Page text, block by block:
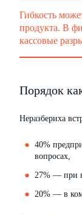
Гибкость
продукта. В
кассовые
Порядок
Неразбериха
40%
вопросах,
27% — при
20% — в